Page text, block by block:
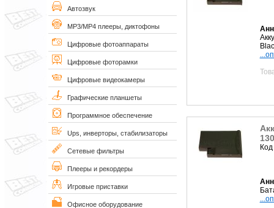
Автозвук
MP3/MP4 плееры, диктофоны
Цифровые фотоаппараты
Цифровые фоторамки
Цифровые видеокамеры
Графические планшеты
Программное обеспечение
Ups, инверторы, стабилизаторы
Сетевые фильтры
Плееры и рекордеры
Игровые приставки
Офисное оборудование